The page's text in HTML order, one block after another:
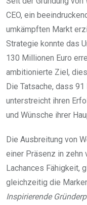
CEO, ein
umkämpften Markt
Strategie konnte das
130 Millionen Euro
ambitionierte Ziel,
Die Tatsache, dass
unterstreicht ihren
und Wünsche ihrer
Die Ausbreitung von
einer Präsenz in zehn
Lachances Fähigkeit,
gleichzeitig die
Inspirierende